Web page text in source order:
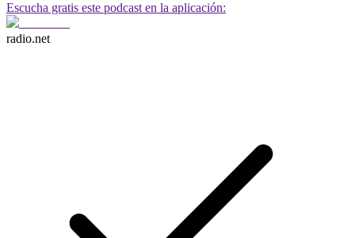
Escucha gratis este podcast en la aplicación:
radio.net